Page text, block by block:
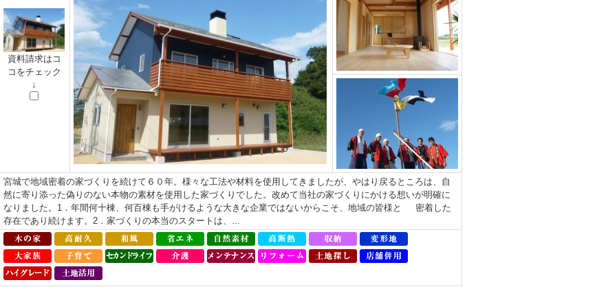
資料請求はコ
コをチェック
↓
宮城で地域密着の家づくりを続けて６０年。様々な工法や材料を使用してきましたが、やはり戻るところは、自
然に寄り添った偽りのない本物の素材を使用した家づくりでした。改めて当社の家づくりにかける想いが明確に
なりました。1．年間何十棟、何百棟も手がけるような大きな企業ではないからこそ、地域の皆様と 密着した
存在であり続けます。2．家づくりの本当のスタートは、...